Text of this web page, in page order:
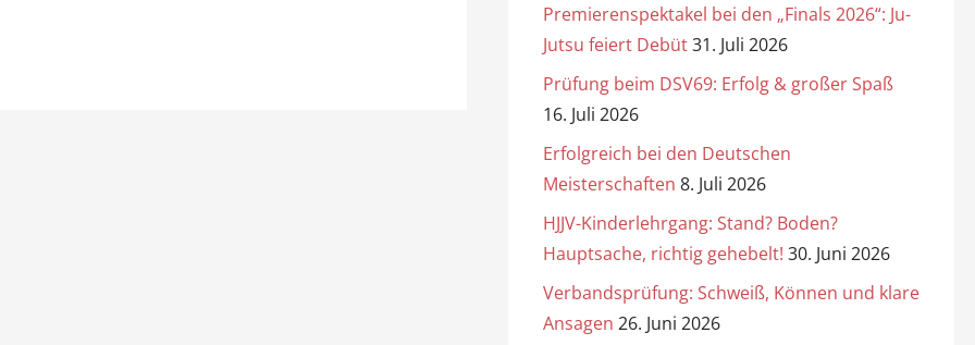
Premierenspektakel bei den „Finals 2026“: Ju-
Jutsu feiert Debüt31. Juli 2026
Prüfung beim DSV69: Erfolg & großer Spaß
16. Juli 2026
Erfolgreich bei den Deutschen
Meisterschaften 8. Juli 2026
HJJV-Kinderlehrgang: Stand? Boden?
Hauptsache, richtig gehebelt! 30. Juni 2026
Verbandsprüfung: Schweiß, Können und klare
Ansagen 26. Juni 2026